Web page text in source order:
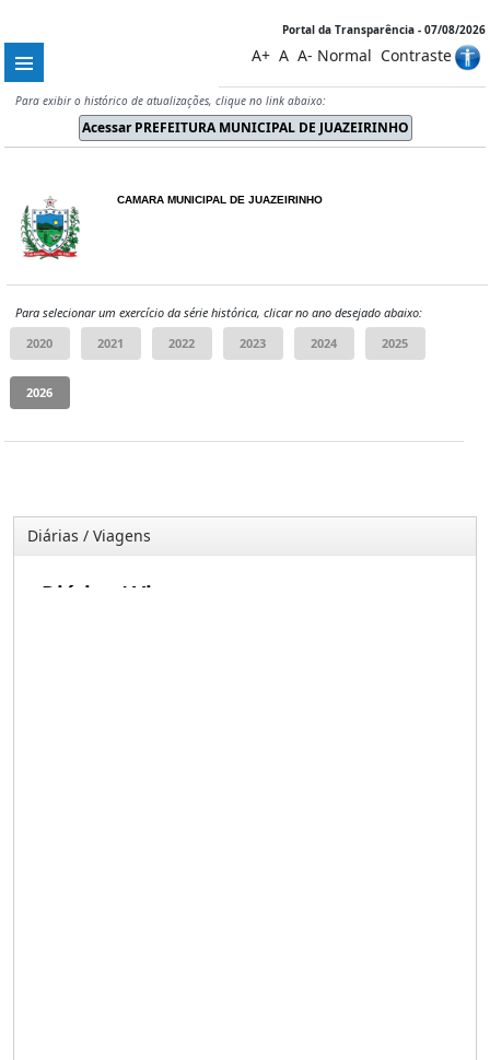
Portal da Transparência - 07/08/2026
A+ A A- Normal Contraste
Para exibir o histórico de atualizações, clique no link abaixo:
CAMARA MUNICIPAL DE JUAZEIRINHO
Para selecionar um exercício da série histórica, clicar no ano desejado abaixo: